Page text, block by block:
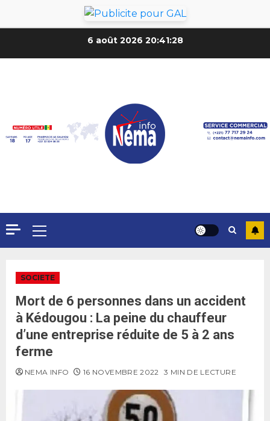
6 août 2026 20:41:29
SOCIETE
Mort de 6 personnes dans un accident
à Kédougou : La peine du chauffeur
d’une entreprise réduite de 5 à 2 ans
ferme
NEMA INFO 16 NOVEMBRE 2022 3 MIN DE LECTURE